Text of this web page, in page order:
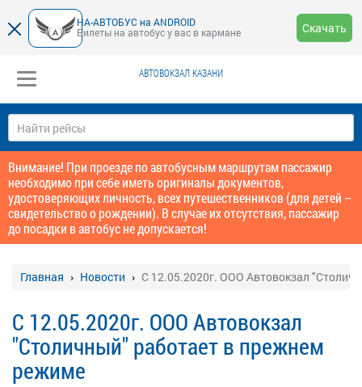
НА-АВТОБУС на ANDROID
Билеты на автобус у вас в кармане
Скачать
АВТОВОКЗАЛ КАЗАНИ
Внимание! При проезде по автобусным маршрутам пассажир
необходимо при себе иметь оригиналы документов,
удостоверяющих личность, всех путешественников (для детей –
свидетельство о рождении). В случае их отсутствия, пассажир
до посадки в автобус не допускается!
Главная Новости С 12.05.2020г. ООО Автовокзал
С 12.05.2020г. ООО Автовокзал
"Столичный" работает в прежнем
режиме